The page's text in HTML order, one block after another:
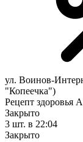
ул. Воинов-
"Копеечка")
Рецепт здоровья
Закрыто
3 шт. в 22:04
Закрыто